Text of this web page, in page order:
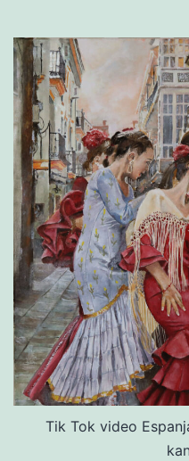
Tik Tok video